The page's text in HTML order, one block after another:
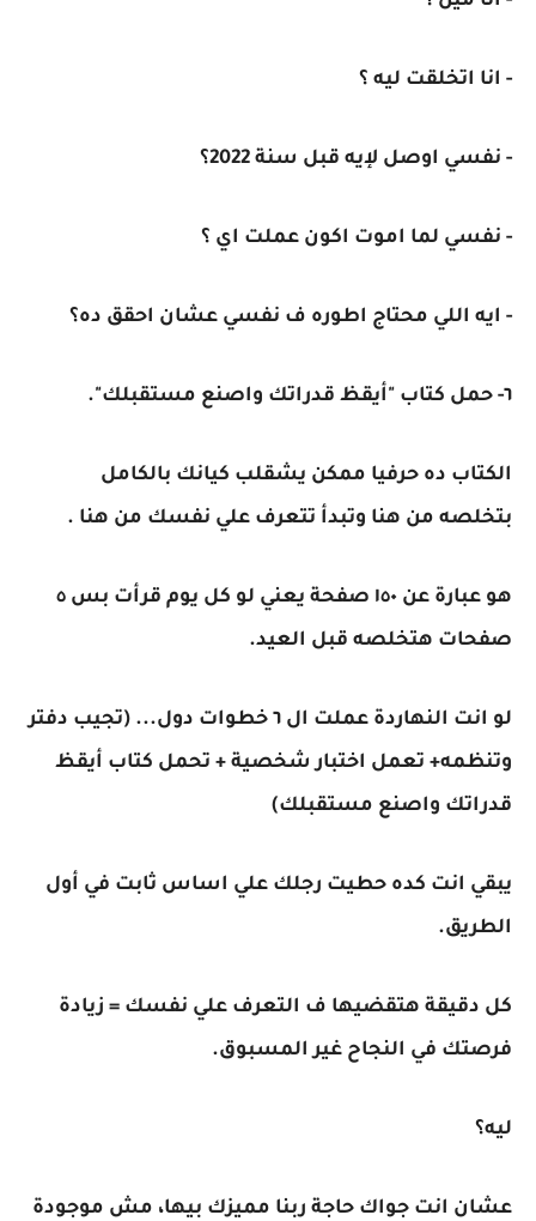
- انا اتخلقت ليه ؟
- نفسي اوصل لإيه قبل سنة 2022؟
- نفسي لما اموت اكون عملت اي ؟
- ايه اللي محتاج اطوره ف نفسي عشان احقق ده؟
٦- حمل كتاب "أيقظ قدراتك واصنع مستقبلك".
الكتاب ده حرفيا ممكن يشقلب كيانك بالكامل
بتخلصه من هنا وتبدأ تتعرف علي نفسك من هنا .
هو عبارة عن ١٥٠ صفحة يعني لو كل يوم قرأت بس ٥
صفحات هتخلصه قبل العيد.
لو انت النهاردة عملت ال ٦ خطوات دول... (تجيب دفتر
وتنظمه+ تعمل اختبار شخصية + تحمل كتاب أيقظ
قدراتك واصنع مستقبلك)
يبقي انت كده حطيت رجلك علي اساس ثابت في أول
الطريق.
كل دقيقة هتقضيها ف التعرف علي نفسك = زيادة
فرصتك في النجاح غير المسبوق.
ليه؟
عشان انت جواك حاجة ربنا مميزك بيها، مش موجودة